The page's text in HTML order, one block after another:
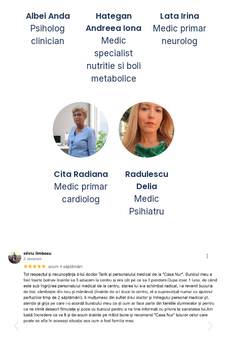
Albei Anda
Psiholog
clinician
Hategan
Andreea Iona
Medic
specialist
nutritie si boli
metabolice
Lata Irina
Medic primar
neurolog
Cita Radiana
Medic primar
cardiolog
Radulescu
Delia
Medic
Psihiatru